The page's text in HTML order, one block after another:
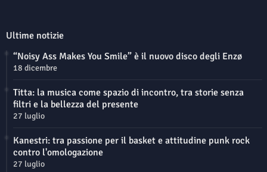
Ultime notizie
“Noisy Ass Makes You Smile” è il nuovo disco degli Enzø
18 dicembre
Titta: la musica come spazio di incontro, tra storie senza
filtri e la bellezza del presente
27 luglio
Kanestri: tra passione per il basket e attitudine punk rock
contro l'omologazione
27 luglio